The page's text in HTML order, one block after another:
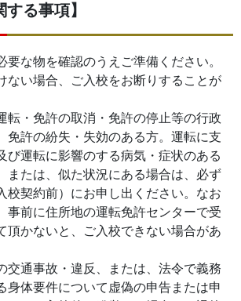
する事項】
要な物を確認のうえご準備ください。
ない場合、ご入校をお断りすることが
転・免許の取消・免許の停止等の行政
免許の紛失・失効のある方。運転に支
び運転に影響のする病気・症状のある
または、似た状況にある場合は、必ず
校契約前）にお申し出ください。なお
事前に住所地の運転免許センターで受
頂かないと、ご入校できない場合があ
交通事故・違反、または、法令で義務
身体要件について虚偽の申告または申